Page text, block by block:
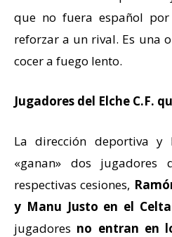
que no fuera español
reforzar a un rival. Es una
cocer a fuego lento.
Jugadores del Elche C.F.
La dirección deportiva y
«ganan» dos jugadores
respectivas cesiones,
y Manu Justo en el
jugadores no entran en